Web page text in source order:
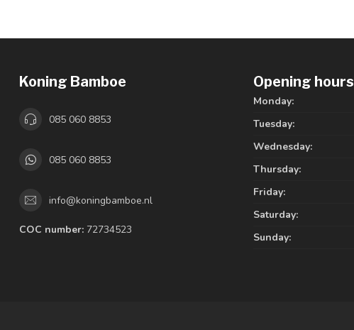
Koning Bamboe
085 060 8853
085 060 8853
info@koningbamboe.nl
COC number: 72734523
Opening hours
Monday:
Tuesday:
Wednesday:
Thursday:
Friday:
Saturday:
Sunday: